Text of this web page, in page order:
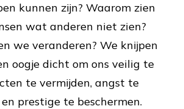
kunnen zijn? Waarom zien
wat anderen niet zien?
we veranderen? We knijpen
oogje dicht om ons veilig te
te vermijden, angst te
prestige te beschermen.